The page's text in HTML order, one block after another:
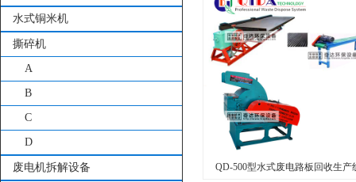
水式铜米机
撕碎机
A
B
C
D
废电机拆解设备 QD-500型水式废电路板回收生产